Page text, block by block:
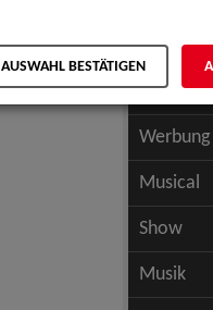
Musical
Show
Musik
AUSWAHL BESTÄTIGEN